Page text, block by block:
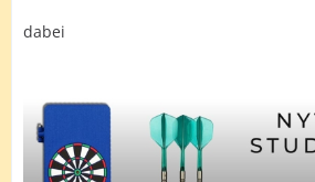
dabei